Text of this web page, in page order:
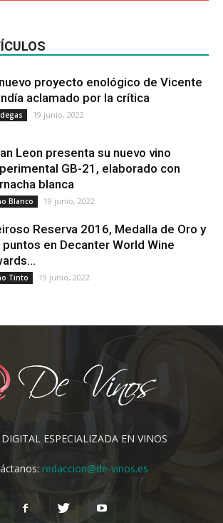
proyecto enológico de Vicente
aclamado por la crítica
19 junio, 2022
Leon presenta su nuevo vino
GB-21, elaborado con
blanca
Blanco 19 junio, 2022
Reserva 2016, Medalla de Oro y
puntos en Decanter World Wine
Tinto 19 junio, 2022
DIGITAL ESPECIALIZADA EN VINOS
redaccion@de-vinos.es